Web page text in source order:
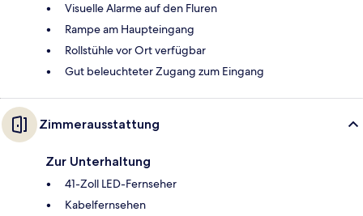
Visuelle Alarme auf den Fluren
Rampe am Haupteingang
Rollstühle vor Ort verfügbar
Gut beleuchteter Zugang zum Eingang
Zimmerausstattung
Zur Unterhaltung
41-Zoll LED-Fernseher
Kabelfernsehen